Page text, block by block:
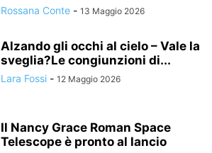
Rossana Conte - 13 Maggio 2026
Alzando gli occhi al cielo – Vale la
sveglia?Le congiunzioni di...
Lara Fossi - 12 Maggio 2026
Il Nancy Grace Roman Space
Telescope è pronto al lancio